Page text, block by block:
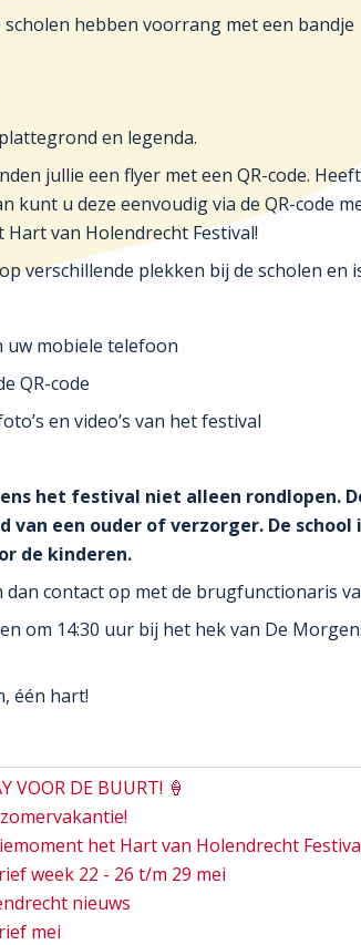
hebben voorrang met een bandje
en legenda.
jullie een flyer met een QR-code.
kunt u deze eenvoudig via de QR-code
van Holendrecht Festival!
verschillende plekken bij de scholen en
uw mobiele telefoon
QR-code
en video’s van het festival
het festival niet alleen rondlopen.
van een ouder of verzorger. De
de kinderen.
dan contact op met de brugfunctionaris
om 14:30 uur bij het hek van De
één hart!
VOOR DE BUURT! 🍦
het Hart van Holendrecht
week 22 - 26 t/m 29 mei
nieuws
mei